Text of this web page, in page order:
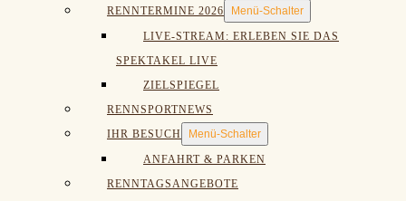
RENNTERMINE 2026
Menü-Schalter
LIVE-STREAM: ERLEBEN SIE DAS
SPEKTAKEL LIVE
ZIELSPIEGEL
RENNSPORTNEWS
IHR BESUCH
Menü-Schalter
ANFAHRT & PARKEN
RENNTAGSANGEBOTE